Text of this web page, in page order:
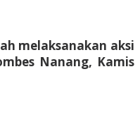
melaksanakan aksi
Nanang, Kamis